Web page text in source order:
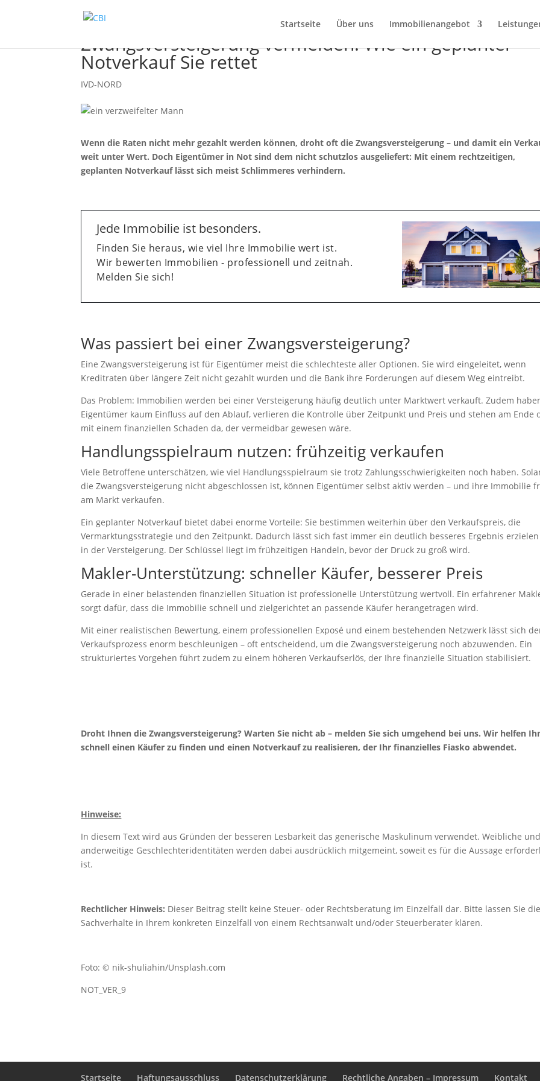
Startseite Über uns Immobilienangebot
Zwangsversteigerung vermeiden: Wie ein geplanter
Notverkauf Sie rettet
IVD-NORD
Wenn die Raten nicht mehr gezahlt werden können, droht oft die Zwangsversteigerung – und damit ein
weit unter Wert. Doch Eigentümer in Not sind dem nicht schutzlos ausgeliefert: Mit einem rechtzeitigen,
geplanten Notverkauf lässt sich meist Schlimmeres verhindern.
Jede Immobilie ist besonders.
Finden Sie heraus, wie viel Ihre Immobilie wert ist.
Wir bewerten Immobilien - professionell und zeitnah.
Melden Sie sich!
Was passiert bei einer Zwangsversteigerung?
Eine Zwangsversteigerung ist für Eigentümer meist die schlechteste aller Optionen. Sie wird eingeleitet, wenn
Kreditraten über längere Zeit nicht gezahlt wurden und die Bank ihre Forderungen auf diesem Weg eintreibt.
Das Problem: Immobilien werden bei einer Versteigerung häufig deutlich unter Marktwert verkauft. Zudem
Eigentümer kaum Einfluss auf den Ablauf, verlieren die Kontrolle über Zeitpunkt und Preis und stehen am Ende
mit einem finanziellen Schaden da, der vermeidbar gewesen wäre.
Handlungsspielraum nutzen: frühzeitig verkaufen
Viele Betroffene unterschätzen, wie viel Handlungsspielraum sie trotz Zahlungsschwierigkeiten noch haben.
die Zwangsversteigerung nicht abgeschlossen ist, können Eigentümer selbst aktiv werden – und ihre Immobilie
am Markt verkaufen.
Ein geplanter Notverkauf bietet dabei enorme Vorteile: Sie bestimmen weiterhin über den Verkaufspreis, die
Vermarktungsstrategie und den Zeitpunkt. Dadurch lässt sich fast immer ein deutlich besseres Ergebnis erzielen
in der Versteigerung. Der Schlüssel liegt im frühzeitigen Handeln, bevor der Druck zu groß wird.
Makler-Unterstützung: schneller Käufer, besserer Preis
Gerade in einer belastenden finanziellen Situation ist professionelle Unterstützung wertvoll. Ein erfahrener
sorgt dafür, dass die Immobilie schnell und zielgerichtet an passende Käufer herangetragen wird.
Mit einer realistischen Bewertung, einem professionellen Exposé und einem bestehenden Netzwerk lässt sich
Verkaufsprozess enorm beschleunigen – oft entscheidend, um die Zwangsversteigerung noch abzuwenden. Ein
strukturiertes Vorgehen führt zudem zu einem höheren Verkaufserlös, der Ihre finanzielle Situation stabilisiert.
Droht Ihnen die Zwangsversteigerung? Warten Sie nicht ab – melden Sie sich umgehend bei uns. Wir helfen
schnell einen Käufer zu finden und einen Notverkauf zu realisieren, der Ihr finanzielles Fiasko abwendet.
Hinweise:
In diesem Text wird aus Gründen der besseren Lesbarkeit das generische Maskulinum verwendet. Weibliche und
anderweitige Geschlechteridentitäten werden dabei ausdrücklich mitgemeint, soweit es für die Aussage
ist.
Rechtlicher Hinweis: Dieser Beitrag stellt keine Steuer- oder Rechtsberatung im Einzelfall dar. Bitte lassen Sie die
Sachverhalte in Ihrem konkreten Einzelfall von einem Rechtsanwalt und/oder Steuerberater klären.
Foto: © nik-shuliahin/Unsplash.com
NOT_VER_9
Startseite Haftungsausschluss Datenschutzerklärung Rechtliche Angaben – Impressum Kontakt